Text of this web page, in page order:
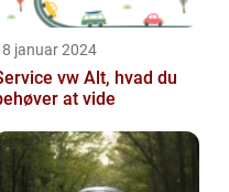
januar 2024
vw Alt, hvad du
at vide